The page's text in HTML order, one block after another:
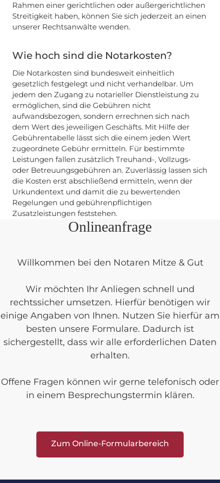
Rahmen einer gerichtlichen oder außergerichtlichen
Streitigkeit haben, können Sie sich jederzeit an einen
unserer Rechtsanwälte wenden.
Wie hoch sind die Notarkosten?
Die Notarkosten sind bundesweit einheitlich
gesetzlich festgelegt und nicht verhandelbar. Um
jedem den Zugang zu notarieller Dienstleistung zu
ermöglichen, sind die Gebühren nicht
aufwandsbezogen, sondern errechnen sich nach
dem Wert des jeweiligen Geschäfts. Mit Hilfe der
Gebührentabelle lässt sich die einem jeden Wert
zugeordnete Gebühr ermitteln. Für bestimmte
Leistungen fallen zusätzlich Treuhand-, Vollzugs-
oder Betreuungsgebühren an. Zuverlässig lassen sich
die Kosten erst abschließend ermitteln, wenn der
Urkundentext und damit die zu bewertenden
Regelungen und gebührenpflichtigen
Zusatzleistungen feststehen.
Onlineanfrage
Willkommen bei den Notaren Mitze & Gut
Wir möchten Ihr Anliegen schnell und
rechtssicher umsetzen. Hierfür benötigen wir
einige Angaben von Ihnen. Nutzen Sie hierfür am
besten unsere Formulare. Dadurch ist
sichergestellt, dass wir alle erforderlichen Daten
erhalten.
Offene Fragen können wir gerne telefonisch oder
in einem Besprechungstermin klären.
Zum Online-Formularbereich